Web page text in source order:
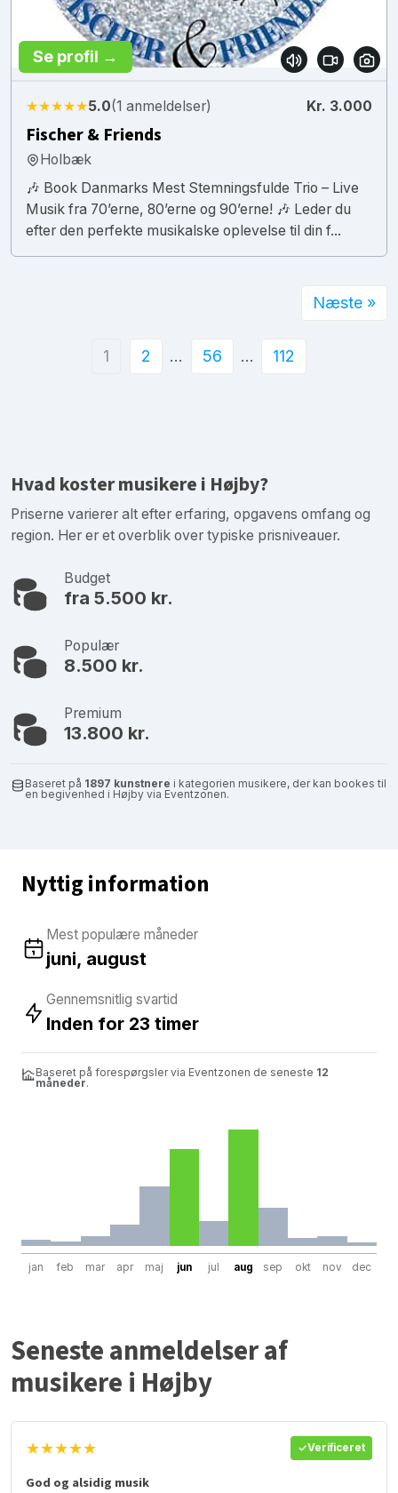
Se profil →
★★★★★5.0(1 anmeldelser) Kr. 3.000
Fischer & Friends
Holbæk
🎶 Book Danmarks Mest Stemningsfulde Trio – Live
Musik fra 70’erne, 80’erne og 90’erne! 🎶 Leder du
efter den perfekte musikalske oplevelse til din f...
1 2 … 56 … 112
Næste »
Hvad koster musikere i Højby?
Priserne varierer alt efter erfaring, opgavens omfang og
region. Her er et overblik over typiske prisniveauer.
Budget
fra 5.500 kr.
Populær
8.500 kr.
Premium
13.800 kr.
Baseret på 1897 kunstnere i kategorien musikere, der kan bookes til
en begivenhed i Højby via Eventzonen.
Nyttig information
Mest populære måneder
juni, august
Gennemsnitlig svartid
Inden for 23 timer
Baseret på forespørgsler via Eventzonen de seneste 12
måneder.
jan feb mar apr maj jun jul aug sep okt nov dec
Seneste anmeldelser af
musikere i Højby
★★★★★ Verificeret
God og alsidig musik